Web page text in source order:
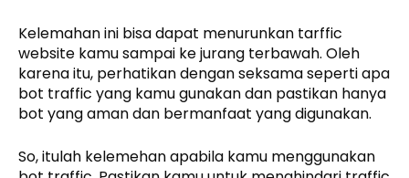
Kelemahan ini bisa dapat menurunkan tarffic
website kamu sampai ke jurang terbawah. Oleh
karena itu, perhatikan dengan seksama seperti apa
bot traffic yang kamu gunakan dan pastikan hanya
bot yang aman dan bermanfaat yang digunakan.
So, itulah kelemehan apabila kamu menggunakan